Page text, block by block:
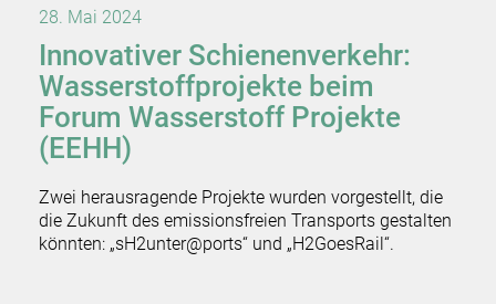
28. Mai 2024
Innovativer Schienenverkehr:
Wasserstoffprojekte beim
Forum Wasserstoff Projekte
(EEHH)
Zwei herausragende Projekte wurden vorgestellt, die
die Zukunft des emissionsfreien Transports gestalten
könnten: „sH2unter@ports“ und „H2GoesRail“.